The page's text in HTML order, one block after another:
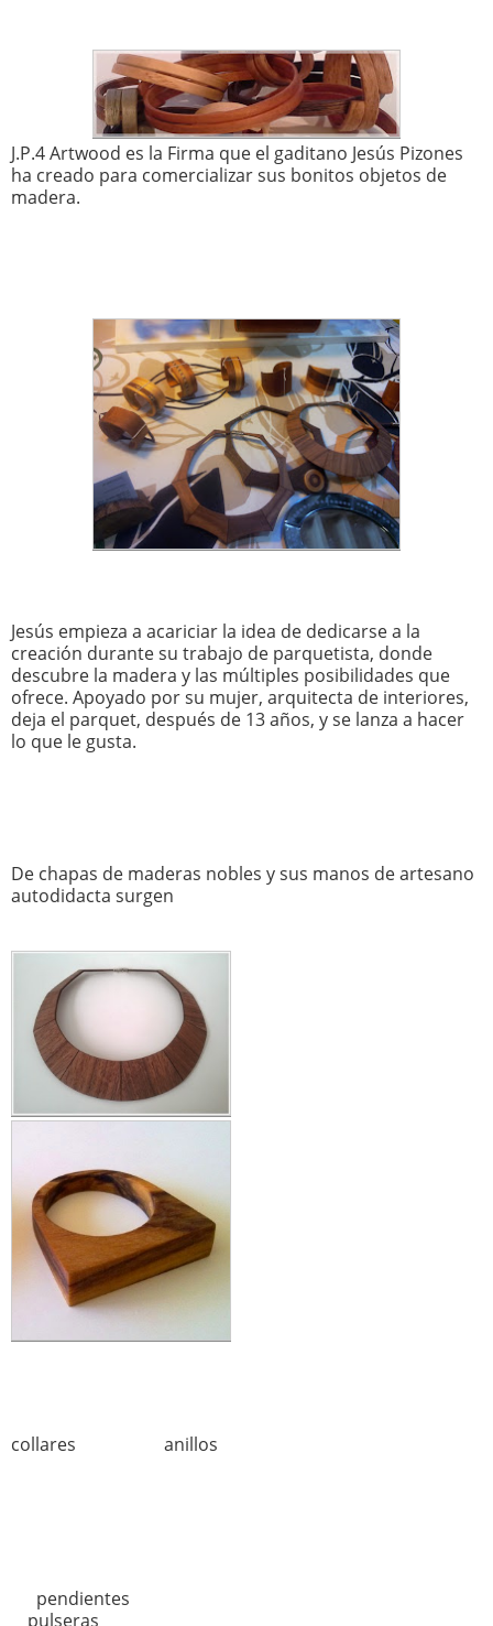
J.P.4 Artwood es la Firma que el gaditano Jesús Pizones
ha creado para comercializar sus bonitos objetos de
madera.
Jesús empieza a acariciar la idea de dedicarse a la
creación durante su trabajo de parquetista, donde
descubre la madera y las múltiples posibilidades que
ofrece. Apoyado por su mujer, arquitecta de interiores,
deja el parquet, después de 13 años, y se lanza a hacer
lo que le gusta.
De chapas de maderas nobles y sus manos de artesano
autodidacta surgen
collares anillos
pendientes
pulseras